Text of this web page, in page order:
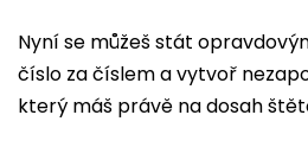
Nyní se můžeš stát
číslo za číslem a vytvoř
který máš právě na dosah
produktu
je
0,0